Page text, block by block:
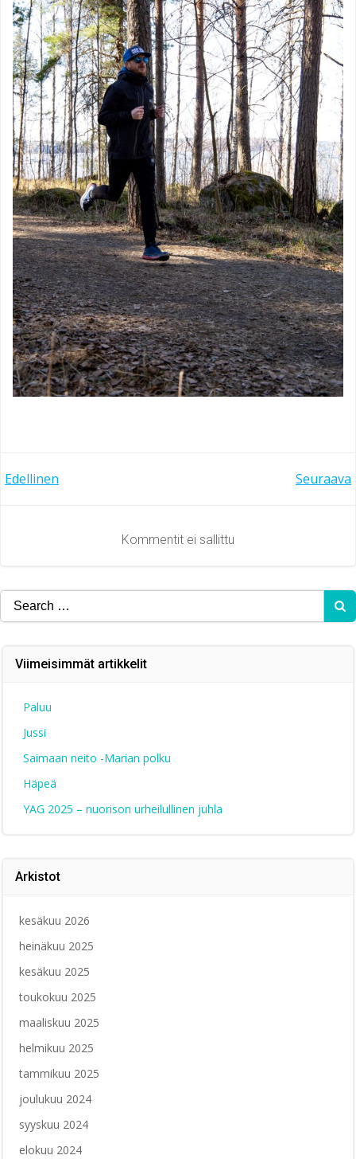
Artikkelien
Edellinen
Artikkelien
selaus
Seuraava
Kommentit ei sallittu
Search
for:
Viimeisimmät artikkelit
Paluu
Jussi
Saimaan neito -Marian polku
Häpeä
YAG 2025 – nuorison urheilullinen juhla
Arkistot
kesäkuu 2026
heinäkuu 2025
kesäkuu 2025
toukokuu 2025
maaliskuu 2025
helmikuu 2025
tammikuu 2025
joulukuu 2024
syyskuu 2024
elokuu 2024